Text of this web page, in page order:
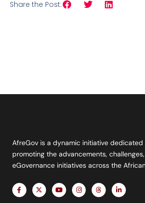
Share the Post:
AfreGov is a dynamic initiative
promoting the advancements,
eGovernance initiatives across the
F
a
c
X
-
t
Y
o
u
I
n
s
T
h
r
L
i
n